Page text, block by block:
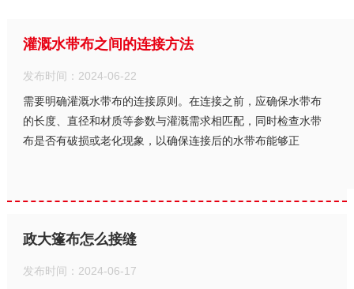
灌溉水带布之间的连接方法
发布时间：2024-06-22
需要明确灌溉水带布的连接原则。在连接之前，应确保水带布
的长度、直径和材质等参数与灌溉需求相匹配，同时检查水带
布是否有破损或老化现象，以确保连接后的水带布能够正
政大篷布怎么接缝
发布时间：2024-06-17